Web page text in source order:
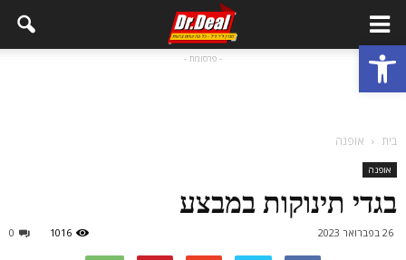
פתח סרגל נגישות - פרסומת -
בית אופנה
אופנה
בגדי תינוקות במבצע
26 בפברואר 2023 0 1016